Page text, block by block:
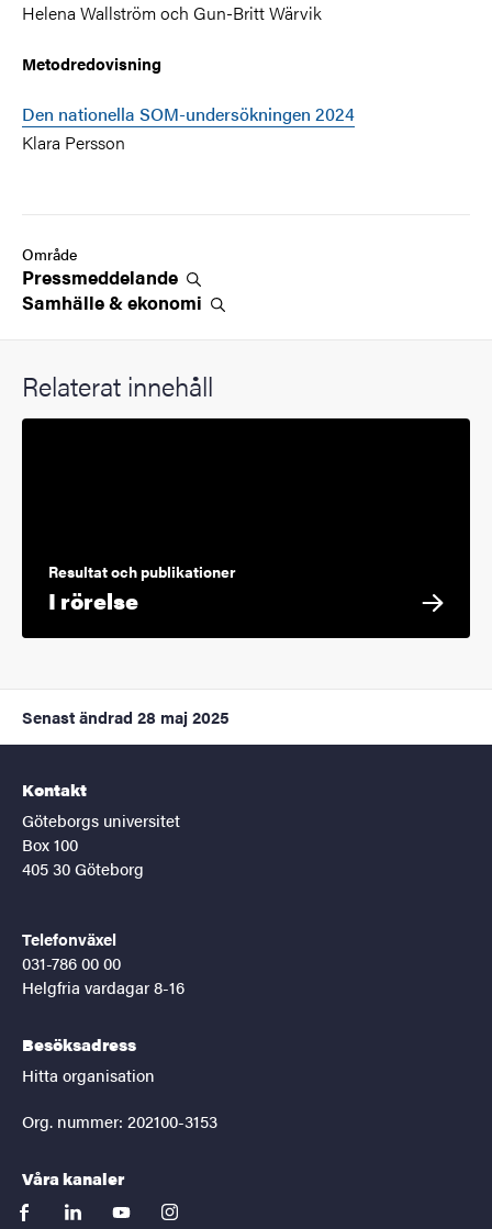
Helena Wallström och Gun-Britt Wärvik
Metodredovisning
Den nationella SOM-undersökningen 2024
Klara Persson
Område
Pressmeddelande
Samhälle &ekonomi
Relaterat innehåll
Resultat och publikationer
I rörelse
Senast ändrad 28 maj 2025
Kontakt
Göteborgs universitet
Box 100
405 30 Göteborg
Telefonväxel
031-786 00 00
Helgfria vardagar 8-16
Besöksadress
Hitta organisation
Org. nummer: 202100-3153
Våra kanaler
facebooklinkedinyoutubeinstagram